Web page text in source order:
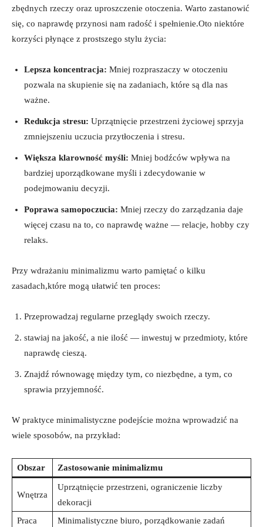
zbędnych rzeczy oraz uproszczenie otoczenia. Warto zastanowić⁢
się, co ​naprawdę przynosi nam radość i spełnienie.Oto niektóre
korzyści płynące z prostszego stylu życia:
Lepsza koncentracja: Mniej rozpraszaczy w otoczeniu
pozwala na‍ skupienie się ‍na ⁤zadaniach, które są ⁤dla nas
ważne.
Redukcja stresu: Uprzątnięcie przestrzeni życiowej ‌sprzyja
zmniejszeniu uczucia przytłoczenia i ‍stresu.
Większa klarowność myśli: Mniej bodźców wpływa na‌
bardziej uporządkowane ⁤myśli i zdecydowanie w
podejmowaniu decyzji.
Poprawa samopoczucia: Mniej rzeczy do ‌zarządzania daje
⁤więcej ⁢czasu na⁣ to, ‍co naprawdę ważne — relacje, hobby czy
relaks.
Przy⁣ wdrażaniu minimalizmu⁤ warto pamiętać o kilku
zasadach,które mogą ⁢ułatwić⁣ ten proces:
Przeprowadzaj regularne przeglądy swoich rzeczy.
stawiaj na jakość, a nie ilość — ⁢inwestuj w przedmioty, które
naprawdę cieszą.
Znajdź równowagę ‌między tym, co niezbędne, a tym, co
sprawia przyjemność.
W praktyce minimalistyczne podejście można wprowadzić na
wiele ‍sposobów, na przykład:
Obszar Zastosowanie ⁤minimalizmu
Wnętrza
Uprzątnięcie przestrzeni, ograniczenie liczby⁤
dekoracji
Praca
Minimalistyczne biuro, porządkowanie zadań